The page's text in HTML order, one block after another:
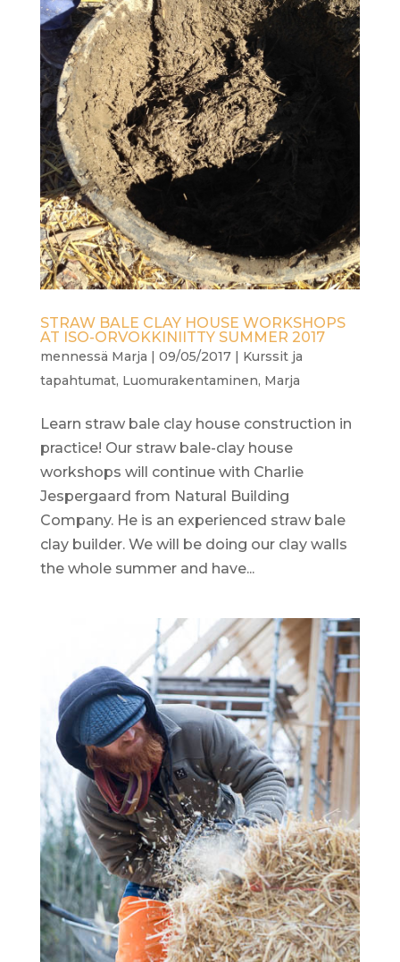
STRAW BALE CLAY HOUSE WORKSHOPS
AT ISO-ORVOKKINIITTY SUMMER 2017
mennessä Marja 09/05/2017| Kurssit ja
tapahtumat, Luomurakentaminen, Marja
Learn straw bale clay house construction in
practice! Our straw bale-clay house
workshops will continue with Charlie
Jespergaard from Natural Building
Company. He is an experienced straw bale
clay builder. We will be doing our clay walls
the whole summer and have...